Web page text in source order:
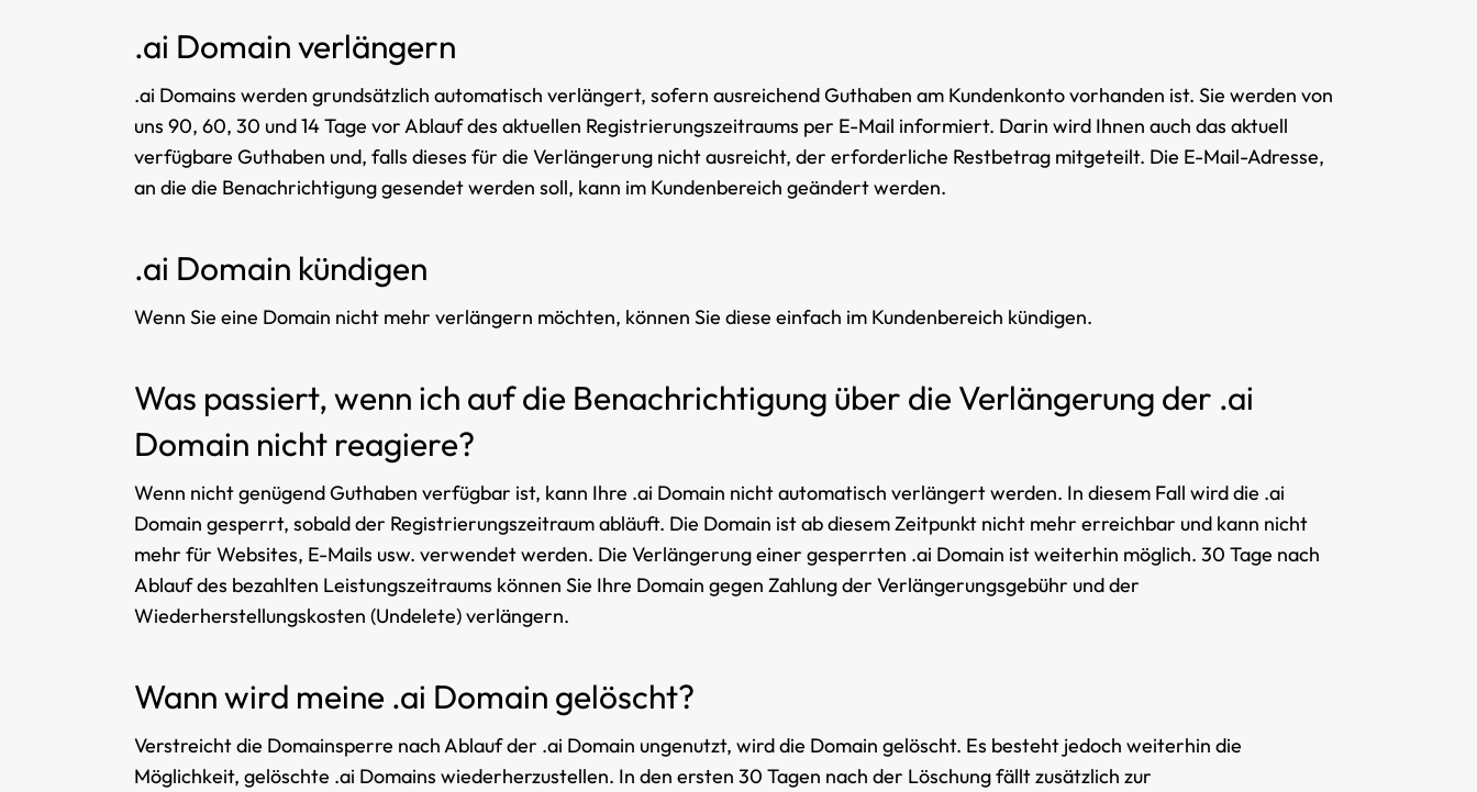
.ai Domain verlängern
.ai Domains werden grundsätzlich automatisch verlängert, sofern ausreichend Guthaben am Kundenkonto vorhanden ist. Sie werden von
uns 90, 60, 30 und 14 Tage vor Ablauf des aktuellen Registrierungszeitraums per E-Mail informiert. Darin wird Ihnen auch das aktuell
verfügbare Guthaben und, falls dieses für die Verlängerung nicht ausreicht, der erforderliche Restbetrag mitgeteilt. Die E-Mail-Adresse,
an die die Benachrichtigung gesendet werden soll, kann im Kundenbereich geändert werden.
.ai Domain kündigen
Wenn Sie eine Domain nicht mehr verlängern möchten, können Sie diese einfach im Kundenbereich kündigen.
Was passiert, wenn ich auf die Benachrichtigung über die Verlängerung der .ai
Domain nicht reagiere?
Wenn nicht genügend Guthaben verfügbar ist, kann Ihre .ai Domain nicht automatisch verlängert werden. In diesem Fall wird die .ai
Domain gesperrt, sobald der Registrierungszeitraum abläuft. Die Domain ist ab diesem Zeitpunkt nicht mehr erreichbar und kann nicht
mehr für Websites, E-Mails usw. verwendet werden. Die Verlängerung einer gesperrten .ai Domain ist weiterhin möglich. 30 Tage nach
Ablauf des bezahlten Leistungszeitraums können Sie Ihre Domain gegen Zahlung der Verlängerungsgebühr und der
Wiederherstellungskosten (Undelete) verlängern.
Wann wird meine .ai Domain gelöscht?
Verstreicht die Domainsperre nach Ablauf der .ai Domain ungenutzt, wird die Domain gelöscht. Es besteht jedoch weiterhin die
Möglichkeit, gelöschte .ai Domains wiederherzustellen. In den ersten 30 Tagen nach der Löschung fällt zusätzlich zur